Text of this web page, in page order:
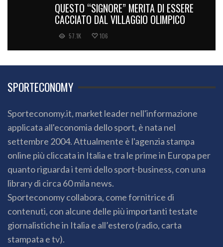
QUESTO “SIGNORE” MERITA DI ESSERE
CACCIATO DAL VILLAGGIO OLIMPICO
57.1K 106
SPORTECONOMY
Sporteconomy.it, market leader nell'informazione
applicata all'economia dello sport, è nata nel
settembre 2004. Attualmente è l'agenzia stampa
online più cliccata in Italia e tra le prime in Europa per
quanto riguarda i temi dello sport-business, con una
library di circa 60 mila news.
Sporteconomy collabora, come fornitrice di
contenuti, con alcune delle più importanti testate
giornalistiche in Italia e all’estero (radio, carta
stampata e tv).